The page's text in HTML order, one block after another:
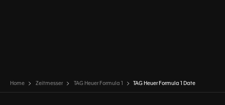
Home Zeitmesser TAG Heuer Formula 1 TAG Heuer Formula 1 Date